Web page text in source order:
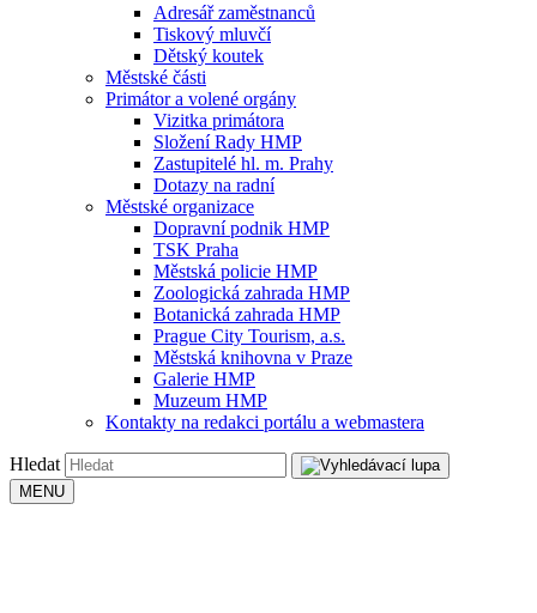
Adresář zaměstnanců
Tiskový mluvčí
Dětský koutek
Městské části
Primátor a volené orgány
Vizitka primátora
Složení Rady HMP
Zastupitelé hl. m. Prahy
Dotazy na radní
Městské organizace
Dopravní podnik HMP
TSK Praha
Městská policie HMP
Zoologická zahrada HMP
Botanická zahrada HMP
Prague City Tourism, a.s.
Městská knihovna v Praze
Galerie HMP
Muzeum HMP
Kontakty na redakci portálu a webmastera
Hledat
MENU